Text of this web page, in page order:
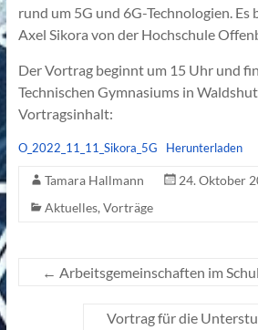
rund um 5G und 6G-Technologien. Es
Axel Sikora von der Hochschule
Der Vortrag beginnt um 15 Uhr und
Technischen Gymnasiums in
Vortragsinhalt:
O_2022_11_11_Sikora_5G Herunterladen
Tamara Hallmann
24. Oktober
Aktuelles, Vorträge
← Arbeitsgemeinschaften im
Vortrag für die